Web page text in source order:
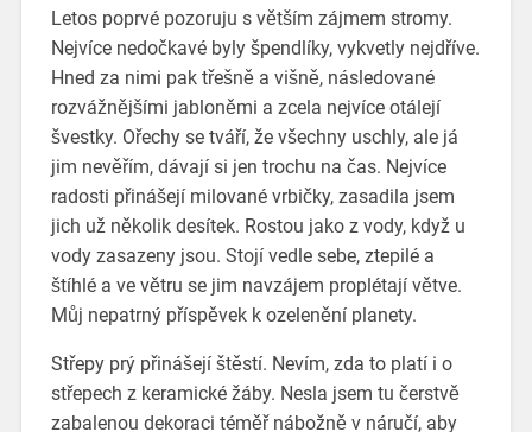
Letos poprvé pozoruju s větším zájmem stromy.
Nejvíce nedočkavé byly špendlíky, vykvetly nejdříve.
Hned za nimi pak třešně a višně, následované
rozvážnějšími jabloněmi a zcela nejvíce otálejí
švestky. Ořechy se tváří, že všechny uschly, ale já
jim nevěřím, dávají si jen trochu na čas. Nejvíce
radosti přinášejí milované vrbičky, zasadila jsem
jich už několik desítek. Rostou jako z vody, když u
vody zasazeny jsou. Stojí vedle sebe, ztepilé a
štíhlé a ve větru se jim navzájem proplétají větve.
Můj nepatrný příspěvek k ozelenění planety.
Střepy prý přinášejí štěstí. Nevím, zda to platí i o
střepech z keramické žáby. Nesla jsem tu čerstvě
zabalenou dekoraci téměř nábožně v náručí, aby